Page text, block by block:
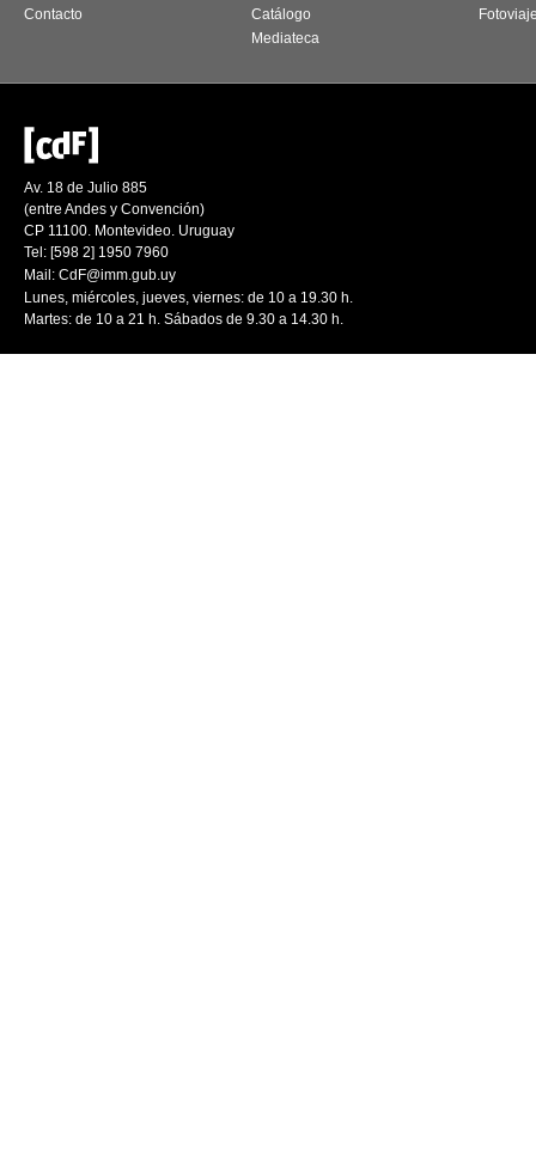
Contacto
Catálogo
Mediateca
Av. 18 de Julio 885
(entre Andes y Convención)
CP 11100. Montevideo. Uruguay
Tel: [598 2] 1950 7960
Mail: CdF@imm.gub.uy
Lunes, miércoles, jueves, viernes: de 10 a 19.30 h.
Martes: de 10 a 21 h. Sábados de 9.30 a 14.30 h.